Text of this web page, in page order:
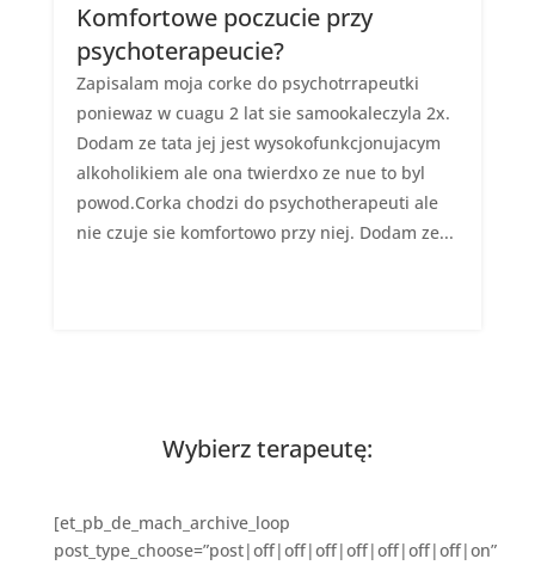
Komfortowe poczucie przy
psychoterapeucie?
Zapisalam moja corke do psychotrrapeutki
poniewaz w cuagu 2 lat sie samookaleczyla 2x.
Dodam ze tata jej jest wysokofunkcjonujacym
alkoholikiem ale ona twierdxo ze nue to byl
powod.Corka chodzi do psychotherapeuti ale
nie czuje sie komfortowo przy niej. Dodam ze...
Wybierz terapeutę:
[et_pb_de_mach_archive_loop
post_type_choose=”post|off|off|off|off|off|off|off|on”